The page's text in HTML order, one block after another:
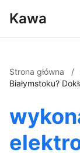
Kawa
Strona główna /
Białymstoku?